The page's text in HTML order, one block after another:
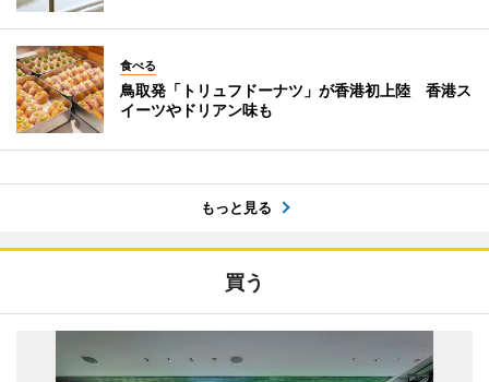
食べる
鳥取発「トリュフドーナツ」が香港初上陸 香港ス
イーツやドリアン味も
もっと見る
買う